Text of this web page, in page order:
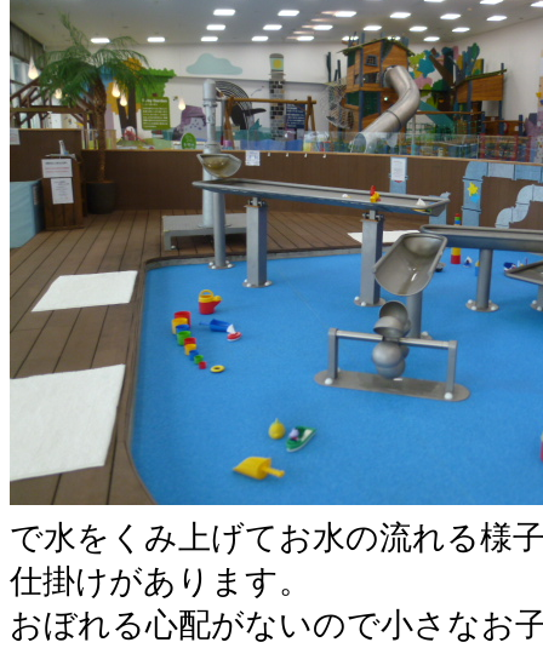
で水をくみ上げてお水の流れる様
仕掛けがあります。
おぼれる心配がないので小さなお